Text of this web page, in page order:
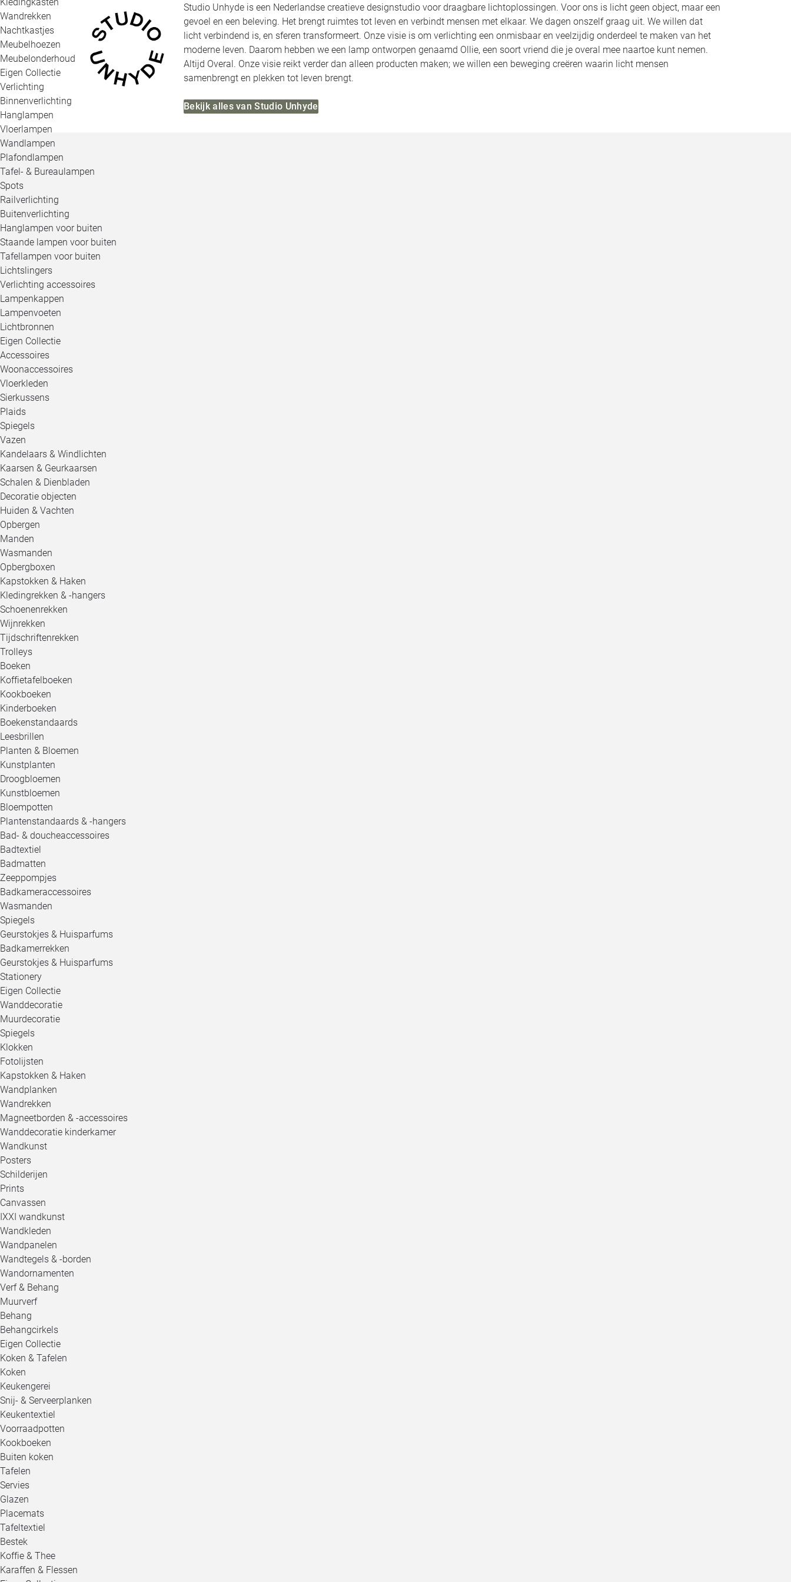
Wandrekken
Nachtkastjes
Meubelhoezen
Meubelonderhoud
Eigen Collectie
Verlichting
Binnenverlichting
Hanglampen
Vloerlampen
Wandlampen
Plafondlampen
Tafel- & Bureaulampen
Spots
Railverlichting
Buitenverlichting
Hanglampen voor buiten
Staande lampen voor buiten
Tafellampen voor buiten
Lichtslingers
Verlichting accessoires
Lampenkappen
Lampenvoeten
Lichtbronnen
Eigen Collectie
Accessoires
Woonaccessoires
Vloerkleden
Sierkussens
Plaids
Spiegels
Vazen
Kandelaars & Windlichten
Kaarsen & Geurkaarsen
Schalen & Dienbladen
Decoratie objecten
Huiden & Vachten
Opbergen
Manden
Wasmanden
Opbergboxen
Kapstokken & Haken
Kledingrekken & -hangers
Schoenenrekken
Wijnrekken
Tijdschriftenrekken
Trolleys
Boeken
Koffietafelboeken
Kookboeken
Kinderboeken
Boekenstandaards
Leesbrillen
Planten & Bloemen
Kunstplanten
Droogbloemen
Kunstbloemen
Bloempotten
Plantenstandaards & -hangers
Bad- & doucheaccessoires
Badtextiel
Badmatten
Zeeppompjes
Badkameraccessoires
Wasmanden
Spiegels
Geurstokjes & Huisparfums
Badkamerrekken
Geurstokjes & Huisparfums
Stationery
Eigen Collectie
Wanddecoratie
Muurdecoratie
Spiegels
Klokken
Fotolijsten
Kapstokken & Haken
Wandplanken
Wandrekken
Magneetborden & -accessoires
Wanddecoratie kinderkamer
Wandkunst
Posters
Schilderijen
Prints
Canvassen
IXXI wandkunst
Wandkleden
Wandpanelen
Wandtegels & -borden
Wandornamenten
Verf & Behang
Muurverf
Behang
Behangcirkels
Eigen Collectie
Koken & Tafelen
Koken
Keukengerei
Snij- & Serveerplanken
Keukentextiel
Voorraadpotten
Kookboeken
Buiten koken
Tafelen
Servies
Glazen
Placemats
Tafeltextiel
Bestek
Koffie & Thee
Karaffen & Flessen
Studio Unhyde is een Nederlandse creatieve designstudio voor draagbare lichtoplossingen. Voor ons is licht geen object, maar een
gevoel en een beleving. Het brengt ruimtes tot leven en verbindt mensen met elkaar. We dagen onszelf graag uit. We willen dat
licht verbindend is, en sferen transformeert. Onze visie is om verlichting een onmisbaar en veelzijdig onderdeel te maken van het
moderne leven. Daarom hebben we een lamp ontworpen genaamd Ollie, een soort vriend die je overal mee naartoe kunt nemen.
Altijd Overal. Onze visie reikt verder dan alleen producten maken; we willen een beweging creëren waarin licht mensen
samenbrengt en plekken tot leven brengt.
Bekijk alles van Studio Unhyde